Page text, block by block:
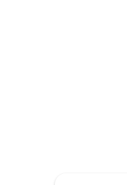
เตียงหมายเลข